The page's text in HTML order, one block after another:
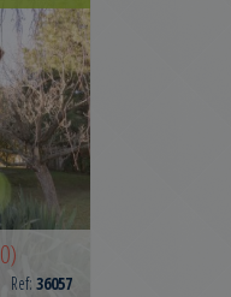
Ref: 36057